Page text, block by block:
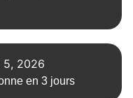
5, 2026
en 3 jours